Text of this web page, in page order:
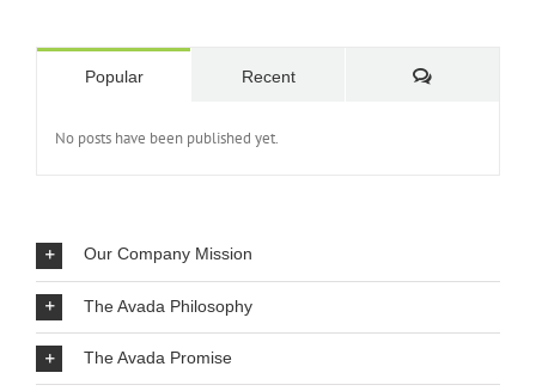
Popular Recent Comments
No posts have been published yet.
Our Company Mission
The Avada Philosophy
The Avada Promise